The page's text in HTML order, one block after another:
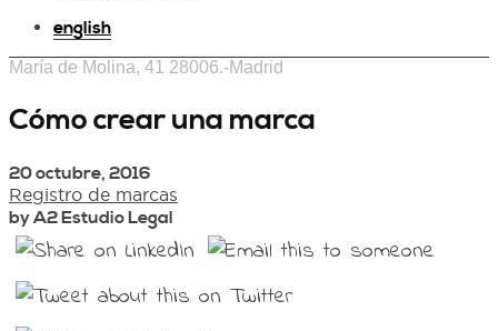
english
María de Molina, 41 28006.-Madrid
Cómo crear una marca
20 octubre, 2016
Registro de marcas
by A2 Estudio Legal